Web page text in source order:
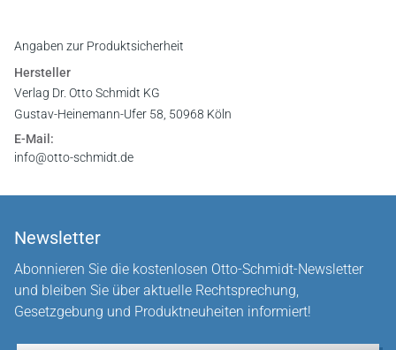
Angaben zur Produktsicherheit
Hersteller
Verlag Dr. Otto Schmidt KG
Gustav-Heinemann-Ufer 58, 50968 Köln
E-Mail:
info@otto-schmidt.de
Newsletter
Abonnieren Sie die kostenlosen Otto-Schmidt-Newsletter
und bleiben Sie über aktuelle Rechtsprechung,
Gesetzgebung und Produktneuheiten informiert!